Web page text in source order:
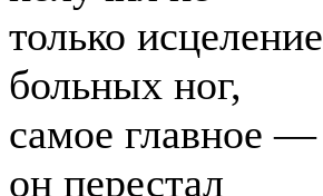
только исцеление
больных ног,
самое главное —
он перестал